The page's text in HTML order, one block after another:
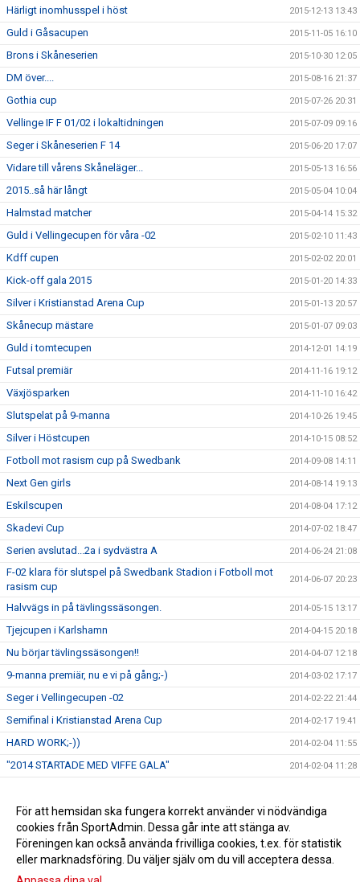
Härligt inomhusspel i höst 2015-12-13 13:43
Guld i Gåsacupen 2015-11-05 16:10
Brons i Skåneserien 2015-10-30 12:05
DM över.... 2015-08-16 21:37
Gothia cup 2015-07-26 20:31
Vellinge IF F 01/02 i lokaltidningen 2015-07-09 09:16
Seger i Skåneserien F 14 2015-06-20 17:07
Vidare till vårens Skåneläger... 2015-05-13 16:56
2015..så här långt 2015-05-04 10:04
Halmstad matcher 2015-04-14 15:32
Guld i Vellingecupen för våra -02 2015-02-10 11:43
Kdff cupen 2015-02-02 20:01
Kick-off gala 2015 2015-01-20 14:33
Silver i Kristianstad Arena Cup 2015-01-13 20:57
Skånecup mästare 2015-01-07 09:03
Guld i tomtecupen 2014-12-01 14:19
Futsal premiär 2014-11-16 19:12
Växjösparken 2014-11-10 16:42
Slutspelat på 9-manna 2014-10-26 19:45
Silver i Höstcupen 2014-10-15 08:52
Fotboll mot rasism cup på Swedbank 2014-09-08 14:11
Next Gen girls 2014-08-14 19:13
Eskilscupen 2014-08-04 17:12
Skadevi Cup 2014-07-02 18:47
Serien avslutad...2a i sydvästra A 2014-06-24 21:08
F-02 klara för slutspel på Swedbank Stadion i Fotboll mot
rasism cup
2014-06-07 20:23
Halvvägs in på tävlingssäsongen. 2014-05-15 13:17
Tjejcupen i Karlshamn 2014-04-15 20:18
Nu börjar tävlingssäsongen!! 2014-04-07 12:18
9-manna premiär, nu e vi på gång;-) 2014-03-02 17:17
Seger i Vellingecupen -02 2014-02-22 21:44
Semifinal i Kristianstad Arena Cup 2014-02-17 19:41
HARD WORK;-)) 2014-02-04 11:55
"2014 STARTADE MED VIFFE GALA" 2014-02-04 11:28
F 01/02 semifinal Skånecupen 2014-01-03 17:36
Silver i Växjösparken för F 01/02 2013-11-25 18:30
För att hemsidan ska fungera korrekt använder vi nödvändiga
cookies från SportAdmin. Dessa går inte att stänga av.
Föreningen kan också använda frivilliga cookies, t.ex. för statistik
eller marknadsföring. Du väljer själv om du vill acceptera dessa.